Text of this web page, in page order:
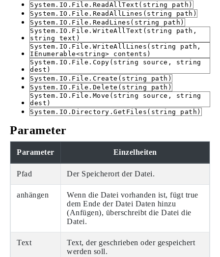
System.IO.File.ReadAllText(string path)
System.IO.File.ReadAllLines(string path)
System.IO.File.ReadLines(string path)
System.IO.File.WriteAllText(string path,
string text)
System.IO.File.WriteAllLines(string path,
IEnumerable<string> contents)
System.IO.File.Copy(string source, string
dest)
System.IO.File.Create(string path)
System.IO.File.Delete(string path)
System.IO.File.Move(string source, string
dest)
System.IO.Directory.GetFiles(string path)
Parameter
Parameter Einzelheiten
Pfad Der Speicherort der Datei.
anhängen
Wenn die Datei vorhanden ist, fügt true
dem Ende der Datei Daten hinzu
(Anfügen), überschreibt die Datei die
Datei.
Text
Text, der geschrieben oder gespeichert
werden soll.